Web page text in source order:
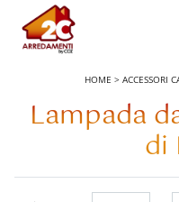
HOME > ACCESSORI
Lampada
di